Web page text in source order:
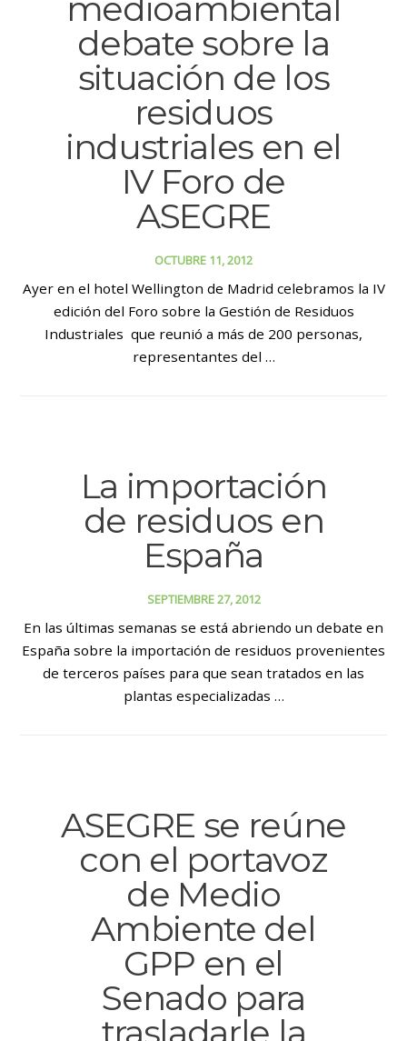
medioambiental
debate sobre la
situación de los
residuos
industriales en el
IV Foro de
ASEGRE
OCTUBRE 11, 2012
Ayer en el hotel Wellington de Madrid celebramos la IV
edición del Foro sobre la Gestión de Residuos
Industriales que reunió a más de 200 personas,
representantes del …
La importación
de residuos en
España
SEPTIEMBRE 27, 2012
En las últimas semanas se está abriendo un debate en
España sobre la importación de residuos provenientes
de terceros países para que sean tratados en las
plantas especializadas …
ASEGRE se reúne
con el portavoz
de Medio
Ambiente del
GPP en el
Senado para